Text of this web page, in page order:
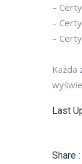
–
–
–
Każda
Last
Share :